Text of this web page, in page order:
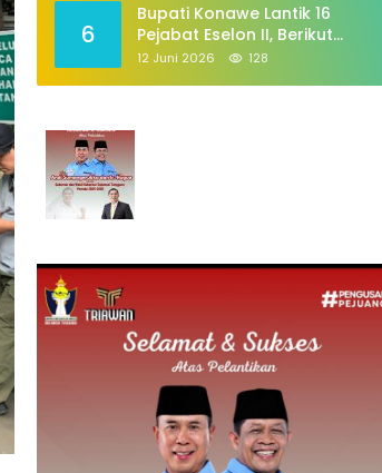
6
Bupati Konawe Lantik 16
Pejabat Eselon II, Berikut
Daftarnya
12 Juni 2026 128